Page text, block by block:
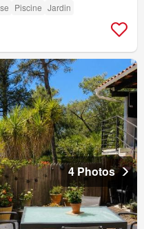
Piscine Jardin
4 Photos